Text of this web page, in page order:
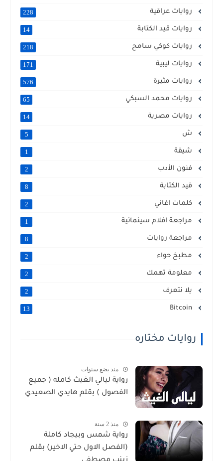
روايات عراقية 228
روايات قيد الكتابة 14
روايات كوكي سامح 218
روايات ليبية 171
روايات مثيرة 576
روايات محمد السبكي 65
روايات مصرية 14
ش 5
شيقة 1
فنون الأدب 2
قيد الكتابة 8
كلمات اغاني 2
مراجعة افلام سينمائية 1
مراجعة روايات 8
مطبخ حواء 2
معلومة تهمك 2
يلا نتعرف 2
13
روايات مختاره
منذ بضع سنوات
رواية ليالي الغيث كامله ( جميع
الفصول ) بقلم هايدي الصعيدي
منذ 2 سنة
رواية شمس وبيجاد كاملة
(الفصل الاول حتي الاخير) بقلم